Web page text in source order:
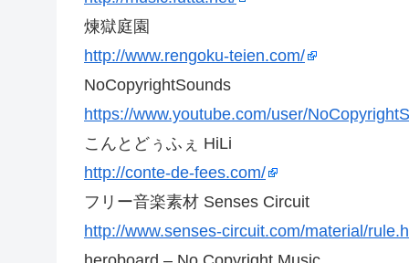
煉獄庭園
http://www.rengoku-teien.com/
NoCopyrightSounds
https://www.youtube.com/user/
こんとどぅふぇ HiLi
http://conte-de-fees.com/
フリー音楽素材 Senses Circuit
http://www.senses-circuit.com/material/